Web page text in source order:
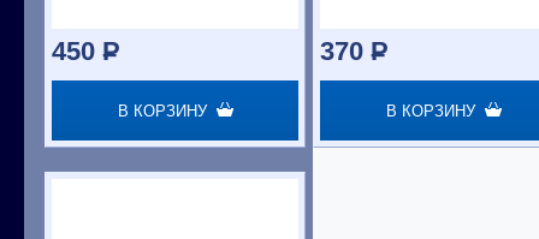
450 P
В КОРЗИНУ
370 P
В КОРЗИНУ